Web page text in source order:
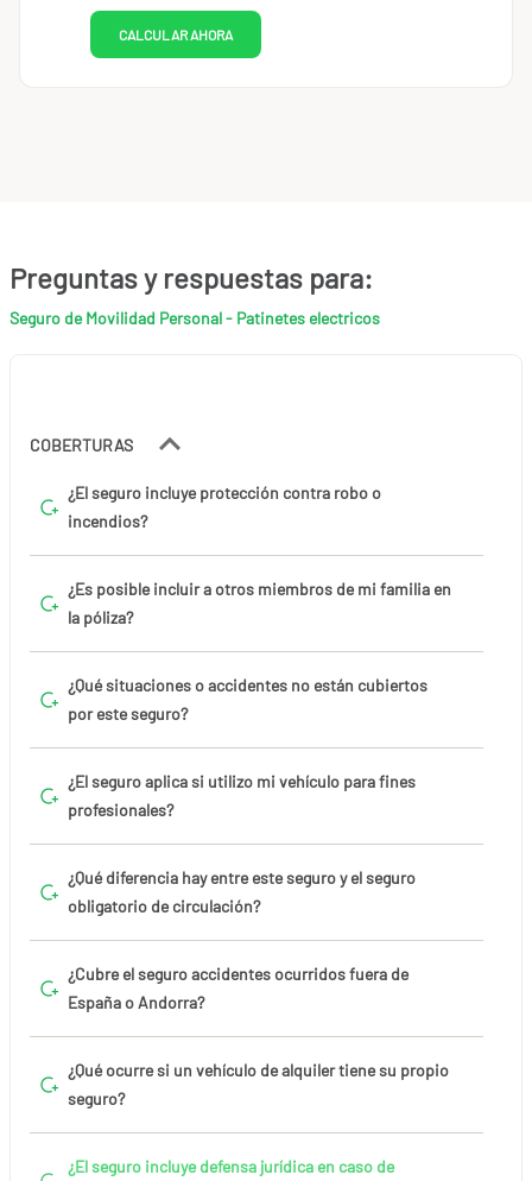
Preguntas y respuestas para:
Seguro de Movilidad Personal - Patinetes electricos
COBERTURAS
¿El seguro incluye protección contra robo o
incendios?
¿Es posible incluir a otros miembros de mi familia en
la póliza?
¿Qué situaciones o accidentes no están cubiertos
por este seguro?
¿El seguro aplica si utilizo mi vehículo para fines
profesionales?
¿Qué diferencia hay entre este seguro y el seguro
obligatorio de circulación?
¿Cubre el seguro accidentes ocurridos fuera de
España o Andorra?
¿Qué ocurre si un vehículo de alquiler tiene su propio
seguro?
¿El seguro incluye defensa jurídica en caso de
CALCULAR AHORA